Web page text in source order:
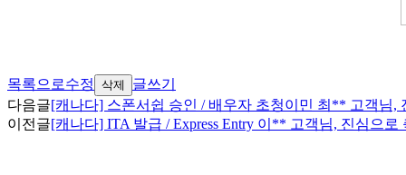
목록으로수정 삭제
글쓰기
다음글[캐나다] 스폰서쉽 승인 / 배우자 초청이민 최** 고객님,
이전글[캐나다] ITA 발급 / Express Entry 이** 고객님, 진심으로